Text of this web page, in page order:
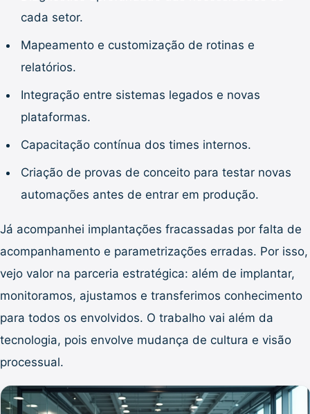
cada setor.
Mapeamento e customização de rotinas e
relatórios.
Integração entre sistemas legados e novas
plataformas.
Capacitação contínua dos times internos.
Criação de provas de conceito para testar novas
automações antes de entrar em produção.
Já acompanhei implantações fracassadas por falta de
acompanhamento e parametrizações erradas. Por isso,
vejo valor na parceria estratégica: além de implantar,
monitoramos, ajustamos e transferimos conhecimento
para todos os envolvidos. O trabalho vai além da
tecnologia, pois envolve mudança de cultura e visão
processual.